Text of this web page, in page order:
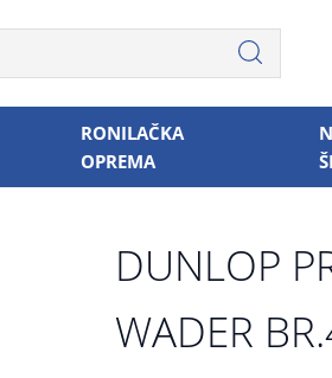
RONILAČKA
OPREMA
DUNLOP
WADER